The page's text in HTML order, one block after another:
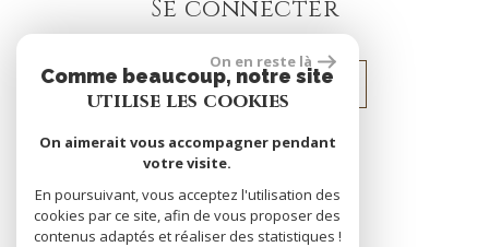
Se connecter
Espace propriétaire
site réalisé par
On en reste là
Comme beaucoup, notre site
utilise les cookies
On aimerait vous accompagner pendant
votre visite.
En poursuivant, vous acceptez l'utilisation des
cookies par ce site, afin de vous proposer des
contenus adaptés et réaliser des statistiques !